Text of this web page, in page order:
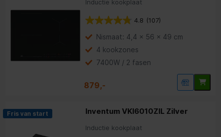
Inductie kookplaat
4.8 (107)
Nismaat: 4,4 x 56 x 49 cm
4 kookzones
7400W / 2 fasen
879,-
Fris van start Inventum VKI6010ZIL Zilver
Inductie kookplaat